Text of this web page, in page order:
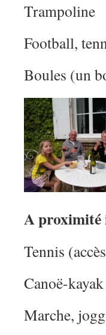
Trampoline
Football,
Boules (un
A proximité
Tennis
Canoë-
Marche,